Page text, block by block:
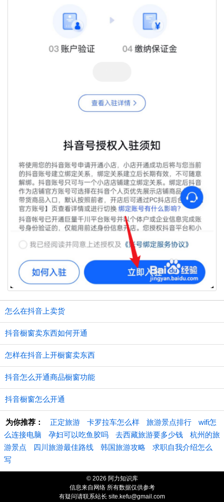
怎么在抖音上卖货
抖音橱窗卖东西如何开通
怎样在抖音上开橱窗卖东西
抖音怎么开通商品橱窗功能
抖音橱窗怎么开通
为你推荐： 正定旅游 卡罗拉车怎么样 旅游景点排行
wifi怎
么连接电脑
孕妇可以吃鱼胶吗 去西藏旅游要多少钱
杭州的旅
游景点
四川旅游最佳路线 韩国旅游攻略
求职自我介绍怎么
写
© 2026 阿力知识库
信息来自网络 所有数据仅供参考
有疑问请联系站长 site.kefu@gmail.com